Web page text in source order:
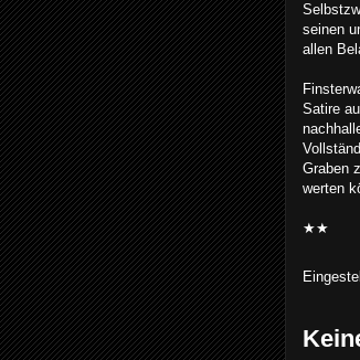
seinen
allen
Satire
Graben
werten
★★